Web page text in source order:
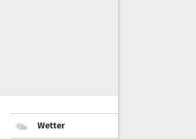
Wetter